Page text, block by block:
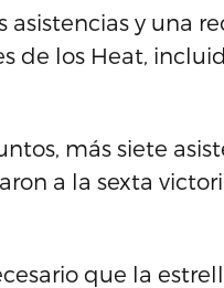
asistencias y una
de los Heat,
más siete
a la sexta
que la